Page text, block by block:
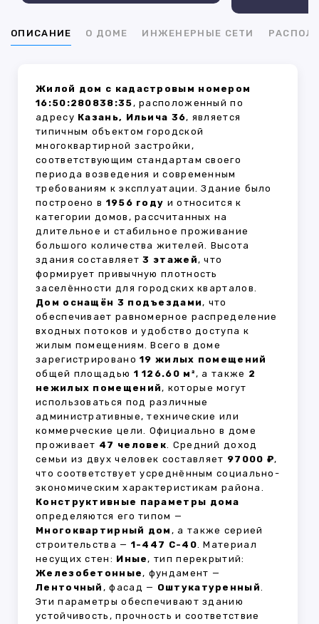
ОПИСАНИЕ О ДОМЕ ИНЖЕНЕРНЫЕ СЕТИ
Жилой дом с кадастровым номером
16:50:280838:35, расположенный по
адресу Казань, Ильича 36, является
типичным объектом городской
многоквартирной застройки,
соответствующим стандартам своего
периода возведения и современным
требованиям к эксплуатации. Здание было
построено в 1956 году и относится к
категории домов, рассчитанных на
длительное и стабильное проживание
большого количества жителей. Высота
здания составляет3 этажей, что
формирует привычную плотность
заселённости для городских кварталов.
Дом оснащён 3 подъездами, что
обеспечивает равномерное распределение
входных потоков и удобство доступа к
жилым помещениям. Всего в доме
зарегистрировано19 жилых помещений
общей площадью 1 126.60 м², а также 2
нежилых помещений, которые могут
использоваться под различные
административные, технические или
коммерческие цели. Официально в доме
проживает 47 человек. Средний доход
семьи из двух человек составляет 97000 ₽,
что соответствует усреднённым социально-
экономическим характеристикам района.
Конструктивные параметры дома
определяются его типом —
Многоквартирный дом , а также серией
строительства — 1-447 С-40. Материал
несущих стен: Иные, тип перекрытий:
Железобетонные, фундамент —
Ленточный , фасад — Оштукатуренный.
Эти параметры обеспечивают зданию
устойчивость, прочность и соответствие